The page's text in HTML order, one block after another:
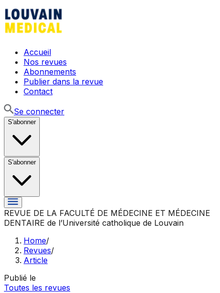
Accueil
Nos revues
Abonnements
Publier dans la revue
Contact
Se connecter
S'abonner
S'abonner
REVUE DE LA FACULTÉ DE MÉDECINE ET MÉDECINE
DENTAIRE de l’Université catholique de Louvain
Home/
Revues/
Article
Publié le
Toutes les revues